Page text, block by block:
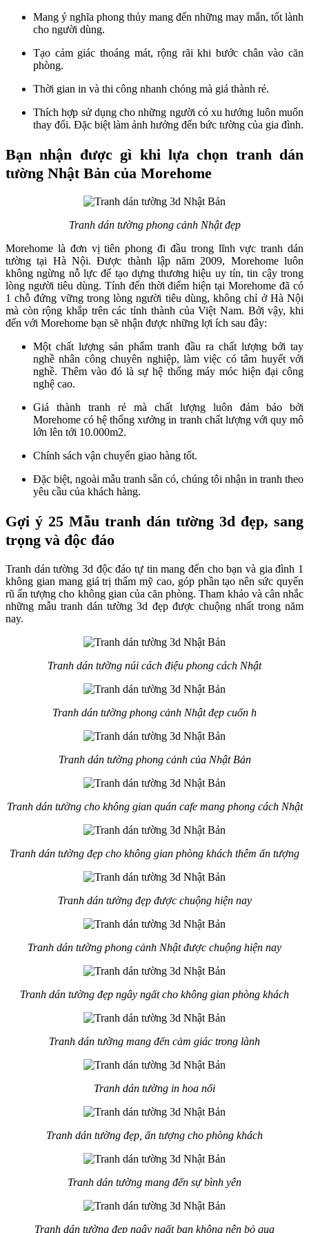
Mang ý nghĩa phong thủy mang đến những may mắn, tốt lành
cho người dùng.
Tạo cảm giác thoáng mát, rộng rãi khi bước chân vào căn
phòng.
Thời gian in và thi công nhanh chóng mà giá thành rẻ.
Thích hợp sử dụng cho những người có xu hướng luôn muốn
thay đổi. Đặc biệt làm ảnh hưởng đến bức tường của gia đình.
Bạn nhận được gì khi lựa chọn tranh dán
tường Nhật Bản của Morehome
Tranh dán tường phong cảnh Nhật đẹp
Morehome là đơn vị tiên phong đi đầu trong lĩnh vực tranh dán
tường tại Hà Nội. Được thành lập năm 2009, Morehome luôn
không ngừng nỗ lực để tạo dựng thương hiệu uy tín, tin cậy trong
lòng người tiêu dùng. Tính đến thời điểm hiện tại Morehome đã có
1 chỗ đứng vững trong lòng người tiêu dùng, không chỉ ở Hà Nội
mà còn rộng khắp trên các tỉnh thành của Việt Nam. Bởi vậy, khi
đến với Morehome bạn sẽ nhận được những lợi ích sau đây:
Một chất lượng sản phẩm tranh đầu ra chất lượng bởi tay
nghề nhân công chuyên nghiệp, làm việc có tâm huyết với
nghề. Thêm vào đó là sự hệ thống máy móc hiện đại công
nghệ cao.
Giá thành tranh rẻ mà chất lượng luôn đảm bảo bởi
Morehome có hệ thống xưởng in tranh chất lượng với quy mô
lớn lên tới 10.000m2.
Chính sách vận chuyển giao hàng tốt.
Đặc biệt, ngoài mẫu tranh sẵn có, chúng tôi nhận in tranh theo
yêu cầu của khách hàng.
Gợi ý 25 Mẫu tranh dán tường 3d đẹp, sang
trọng và độc đáo
Tranh dán tường 3d độc đáo tự tin mang đến cho bạn và gia đình 1
không gian mang giá trị thẩm mỹ cao, góp phần tạo nên sức quyến
rũ ấn tượng cho không gian của căn phòng. Tham khảo và cân nhắc
những mẫu tranh dán tường 3d đẹp được chuộng nhất trong năm
nay.
Tranh dán tường núi cách điệu phong cách Nhật
Tranh dán tường phong cảnh Nhật đẹp cuốn h
Tranh dán tường phong cảnh của Nhật Bản
Tranh dán tường cho không gian quán cafe mang phong cách Nhật
Tranh dán tường đẹp cho không gian phòng khách thêm ấn tượng
Tranh dán tường đẹp được chuộng hiện nay
Tranh dán tường phong cảnh Nhật được chuộng hiện nay
Tranh dán tường đẹp ngây ngất cho không gian phòng khách
Tranh dán tường mang đến cảm giác trong lành
Tranh dán tường in hoa nổi
Tranh dán tường đẹp, ấn tượng cho phòng khách
Tranh dán tường mang đến sự bình yên
Tranh dán tường đẹp ngây ngất bạn không nên bỏ qua